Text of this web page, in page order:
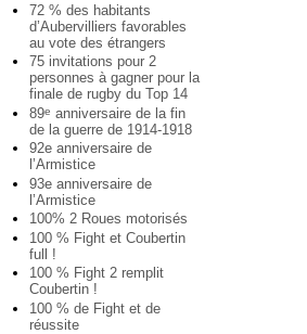
72 % des habitants
d’Aubervilliers favorables
au vote des étrangers
75 invitations pour 2
personnes à gagner pour la
finale de rugby du Top 14
89e anniversaire de la fin
de la guerre de 1914-1918
92e anniversaire de
l’Armistice
93e anniversaire de
l’Armistice
100% 2 Roues motorisés
100 % Fight et Coubertin
full !
100 % Fight 2 remplit
Coubertin !
100 % de Fight et de
réussite